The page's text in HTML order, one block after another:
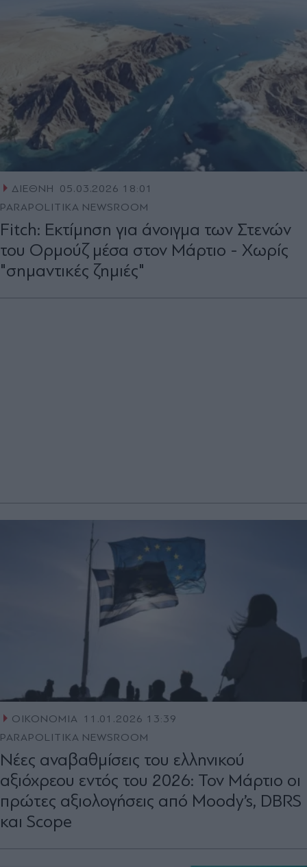
ΔΙΕΘΝΗ
05.03.2026 18:01
PARAPOLITIKA NEWSROOM
Fitch: Εκτίμηση για άνοιγμα των Στενών
του Ορμούζ μέσα στον Μάρτιο - Χωρίς
"σημαντικές ζημιές"
ΟΙΚΟΝΟΜΙΑ 11.01.2026 13:39
PARAPOLITIKA NEWSROOM
Νέες αναβαθμίσεις του ελληνικού
αξιόχρεου εντός του 2026: Τον Μάρτιο οι
πρώτες αξιολογήσεις από Moody’s, DBRS
και Scope